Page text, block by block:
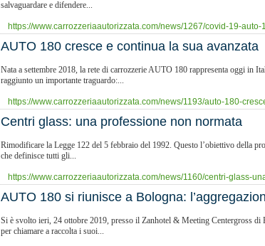
salvaguardare e difendere...
https://www.carrozzeriaautorizzata.com/news/1267/covid-19-
​AUTO 180 cresce e continua la sua avanzata
Nata a settembre 2018, la rete di carrozzerie AUTO 180 rappresenta oggi in
raggiunto un importante traguardo:...
https://www.carrozzeriaautorizzata.com/news/1193/auto-180-
Centri glass: una professione non normata
Rimodificare la Legge 122 del 5 febbraio del 1992. Questo l’obiettivo della
che definisce tutti gli...
https://www.carrozzeriaautorizzata.com/news/1160/centri-glass-
AUTO 180 si riunisce a Bologna:
Si è svolto ieri, 24 ottobre 2019, presso il Zanhotel & Meeting Centergross
per chiamare a raccolta i suoi...